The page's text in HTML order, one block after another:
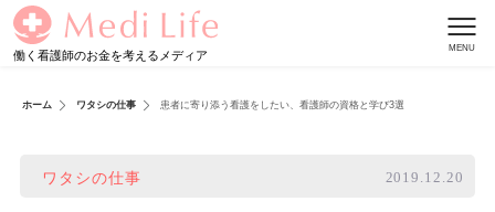
働く看護師のお金を考えるメディア
ホーム ワタシの仕事 患者に寄り添う看護をしたい、看護師の資格と学び3選
2019.12.20
ワタシの仕事